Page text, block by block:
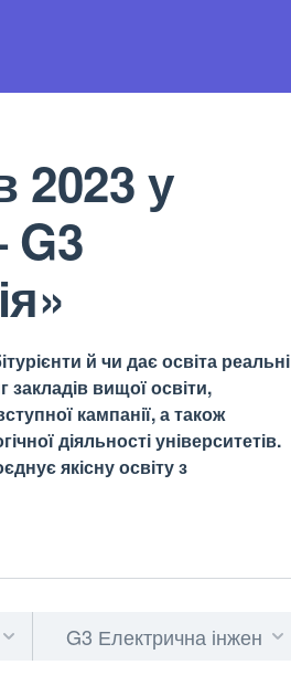
2023 у
й чи дає освіта реальні
вищої освіти,
кампанії, а також
діяльності університетів.
якісну освіту з